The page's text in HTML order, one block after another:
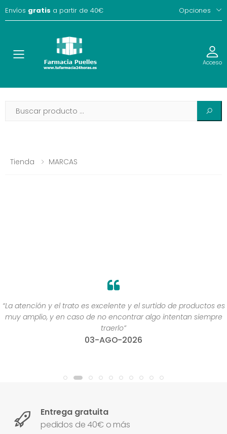
Envíos gratis a partir de 40€ Opciones
Toggle Acceso
Tienda MARCAS
“La atención y el trato es excelente y el surtido de productos es
muy amplio, y en caso de no encontrar algo intentan siempre
traerlo”
03-AGO-2026
Entrega gratuita
pedidos de 40€ o más